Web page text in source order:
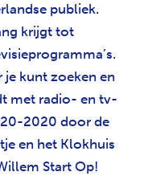
publiek.
krijgt tot
kunt zoeken en
met radio- en tv-
2020 door de
en het Klokhuis
Start Op!